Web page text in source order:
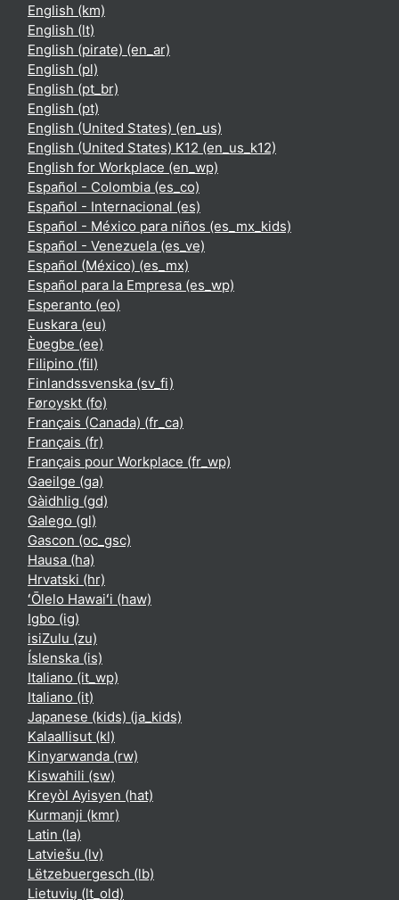
English ‎(km)‎
English ‎(lt)‎
English (pirate) ‎(en_ar)‎
English ‎(pl)‎
English ‎(pt_br)‎
English ‎(pt)‎
English (United States) ‎(en_us)‎
English (United States) K12 ‎(en_us_k12)‎
English for Workplace ‎(en_wp)‎
Español - Colombia ‎(es_co)‎
Español - Internacional ‎(es)‎
Español - México para niños ‎(es_mx_kids)‎
Español - Venezuela ‎(es_ve)‎
Español (México) ‎(es_mx)‎
Español para la Empresa ‎(es_wp)‎
Esperanto ‎(eo)‎
Euskara ‎(eu)‎
Èʋegbe ‎(ee)‎
Filipino ‎(fil)‎
Finlandssvenska ‎(sv_fi)‎
Føroyskt ‎(fo)‎
Français (Canada) ‎(fr_ca)‎
Français ‎(fr)‎
Français pour Workplace ‎(fr_wp)‎
Gaeilge ‎(ga)‎
Gàidhlig ‎(gd)‎
Galego ‎(gl)‎
Gascon ‎(oc_gsc)‎
Hausa ‎(ha)‎
Hrvatski ‎(hr)‎
ʻŌlelo Hawaiʻi ‎(haw)‎
Igbo ‎(ig)‎
isiZulu ‎(zu)‎
Íslenska ‎(is)‎
Italiano ‎(it_wp)‎
Italiano ‎(it)‎
Japanese (kids) ‎(ja_kids)‎
Kalaallisut ‎(kl)‎
Kinyarwanda ‎(rw)‎
Kiswahili ‎(sw)‎
Kreyòl Ayisyen ‎(hat)‎
Kurmanji ‎(kmr)‎
Latin ‎(la)‎
Latviešu ‎(lv)‎
Lëtzebuergesch ‎(lb)‎
Lietuvių ‎(lt_old)‎